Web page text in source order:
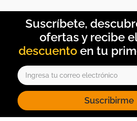
descuento
Suscribirme